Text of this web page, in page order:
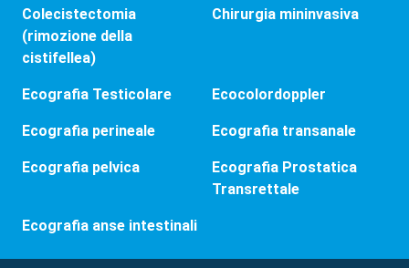
Colecistectomia
(rimozione della
cistifellea)
Chirurgia mininvasiva
Ecografia Testicolare Ecocolordoppler
Ecografia perineale Ecografia transanale
Ecografia pelvica
Ecografia Prostatica
Transrettale
Ecografia anse intestinali